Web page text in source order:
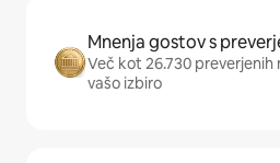
Mnenja gostov s
Več kot 26.730 preverjenih
vašo izbiro